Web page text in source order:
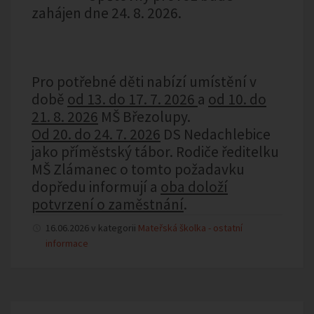
zahájen dne 24. 8. 2026.
Pro potřebné děti nabízí umístění v
době od 13. do 17. 7. 2026 a od 10. do
21. 8. 2026 MŠ Březolupy.
Od 20. do 24. 7. 2026 DS Nedachlebice
jako příměstský tábor. Rodiče ředitelku
MŠ Zlámanec o tomto požadavku
dopředu informujía oba doloží
potvrzení o zaměstnání.
16.06.2026 v kategorii Mateřská školka - ostatní
informace